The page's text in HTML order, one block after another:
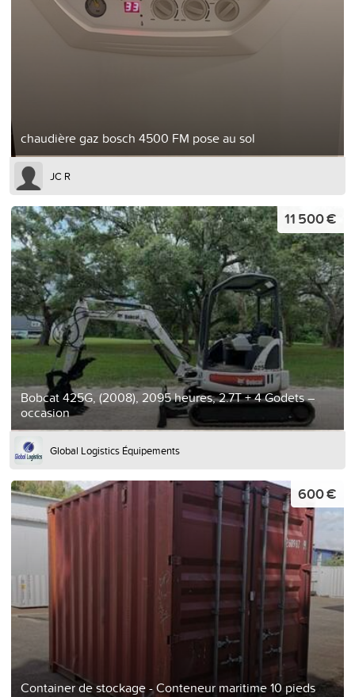
chaudière gaz bosch 4500 FM pose au sol
JC R
Bobcat 425G, (2008), 2095 heures, 2.7T + 4 Godets –
occasion
11 500 €
Global Logistics Équipements
Container de stockage - Conteneur maritime 10 pieds
600 €